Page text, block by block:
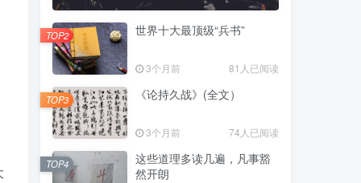
世界十大最顶级“兵书”
3个月前 81人已阅读
TOP2
《论持久战》(全文）
3个月前 74人已阅读
TOP3
这些道理多读几遍，凡事豁
然开朗
TOP4